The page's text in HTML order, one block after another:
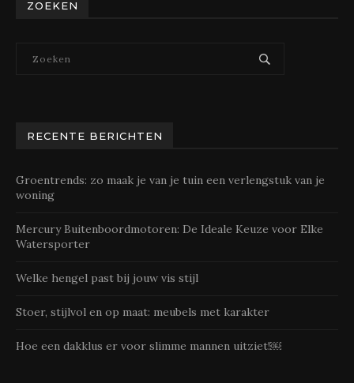
ZOEKEN
RECENTE BERICHTEN
Groentrends: zo maak je van je tuin een verlengstuk van je
woning
Mercury Buitenboordmotoren: De Ideale Keuze voor Elke
Watersporter
Welke hengel past bij jouw vis stijl
Stoer, stijlvol en op maat: meubels met karakter
Hoe een dakklus er voor slimme mannen uitziet!￼